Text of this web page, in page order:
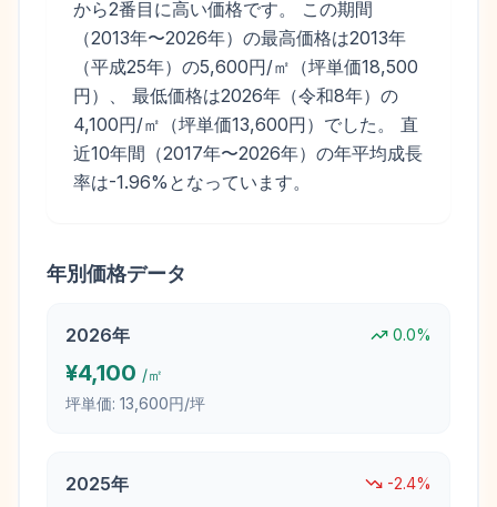
から2番目に高い価格です。 この期間
（2013年〜2026年）の最高価格は2013年
（平成25年）の5,600円/㎡（坪単価18,500
円）、 最低価格は2026年（令和8年）の
4,100円/㎡（坪単価13,600円）でした。 直
近10年間（2017年〜2026年）の年平均成長
率は-1.96%となっています。
年別価格データ
2026年 0.0%
¥4,100 /㎡
坪単価: 13,600円/坪
2025年 -2.4%